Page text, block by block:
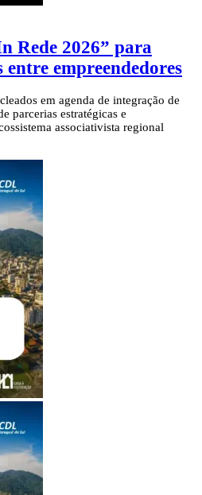
Rede 2026” para
entre empreendedores
em agenda de integração de
parcerias estratégicas e
associativista regional